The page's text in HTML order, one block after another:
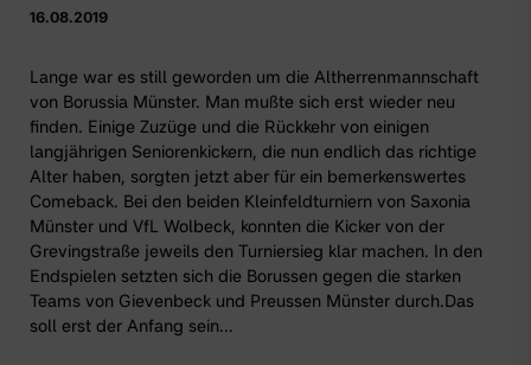
16.08.2019
Lange war es still geworden um die Altherrenmannschaft
von Borussia Münster. Man mußte sich erst wieder neu
finden. Einige Zuzüge und die Rückkehr von einigen
langjährigen Seniorenkickern, die nun endlich das richtige
Alter haben, sorgten jetzt aber für ein bemerkenswertes
Comeback. Bei den beiden Kleinfeldturniern von Saxonia
Münster und VfL Wolbeck, konnten die Kicker von der
Grevingstraße jeweils den Turniersieg klar machen. In den
Endspielen setzten sich die Borussen gegen die starken
Teams von Gievenbeck und Preussen Münster durch.Das
soll erst der Anfang sein...